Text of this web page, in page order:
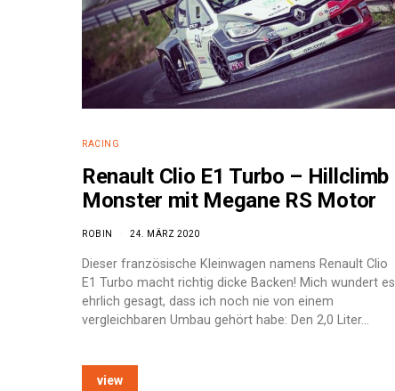
RACING
Renault Clio E1 Turbo – Hillclimb
Monster mit Megane RS Motor
ROBIN 24. MÄRZ 2020
Dieser französische Kleinwagen namens Renault Clio
E1 Turbo macht richtig dicke Backen! Mich wundert es
ehrlich gesagt, dass ich noch nie von einem
vergleichbaren Umbau gehört habe: Den 2,0 Liter…
view